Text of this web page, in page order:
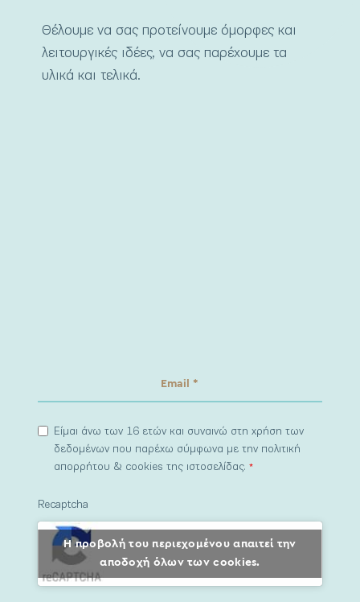
Θέλουμε να σας προτείνουμε όμορφες και
λειτουργικές ιδέες, να σας παρέχουμε τα
υλικά και τελικά.
Είμαι άνω των 16 ετών και συναινώ στη χρήση των
δεδομένων που παρέχω σύμφωνα με την πολιτική
απορρήτου & cookies της ιστοσελίδας.*
Recaptcha
Η προβολή του περιεχομένου απαιτεί την
αποδοχή όλων των cookies.